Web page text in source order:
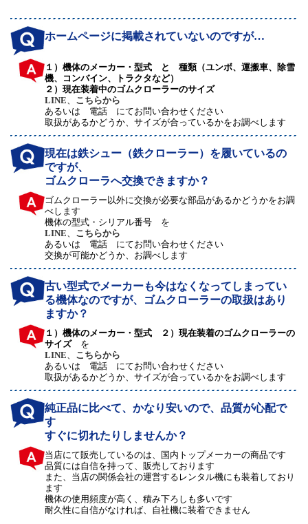
ホームページに掲載されていないのですが…
１）機体のメーカー・型式 と 種類（ユンボ、運搬車、除雪
機、コンバイン、トラクタなど）
２）現在装着中のゴムクローラーのサイズ
LINE、 こちらから
あるいは 電話 にてお問い合わせください
取扱があるかどうか、サイズが合っているかをお調べします
現在は鉄シュー（鉄クローラー）を履いているの
ですが、
ゴムクローラへ交換できますか？
ゴムクローラー以外に交換が必要な部品があるかどうかをお調
べします
機体の型式・シリアル番号 を
LINE、 こちらから
あるいは 電話 にてお問い合わせください
交換が可能かどうか、お調べします
古い型式でメーカーも今はなくなってしまってい
る機体なのですが、ゴムクローラーの取扱はあり
ますか？
１）機体のメーカー・型式 ２）現在装着のゴムクローラーの
サイズを
LINE、 こちらから
あるいは 電話 にてお問い合わせください
取扱があるかどうか、サイズが合っているかをお調べします
純正品に比べて、かなり安いので、品質が心配で
す
すぐに切れたりしませんか？
当店にて販売しているのは、国内トップメーカーの商品です
品質には自信を持って、販売しております
また、当店の関係会社の運営するレンタル機にも装着しており
ます
機体の使用頻度が高く、積み下ろしも多いです
耐久性に自信がなければ、自社機に装着できません